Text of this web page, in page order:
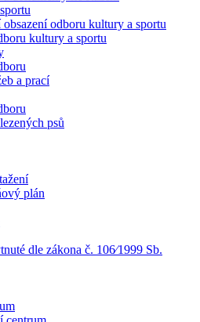
obsazení odboru kultury a sportu
kultury a sportu
a prací
psů
plán
dle zákona č. 106⁄1999 Sb.